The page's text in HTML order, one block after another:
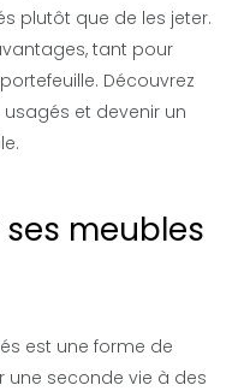
plutôt que de les jeter.
tant pour
Découvrez
et devenir un
meubles
est une forme de
seconde vie à des